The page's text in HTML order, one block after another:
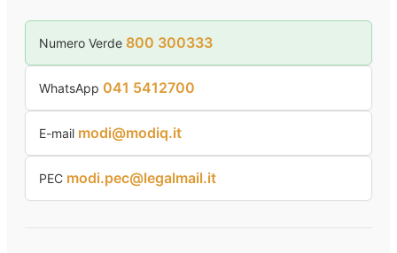
Numero Verde 800 300333
WhatsApp 041 5412700
E-mail modi@modiq.it
PEC modi.pec@legalmail.it